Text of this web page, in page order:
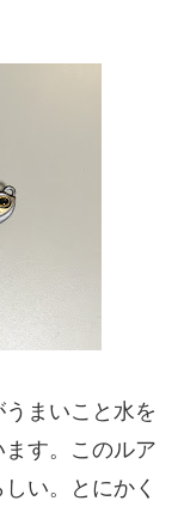
まいこと水を
す。このルア
い。とにかく